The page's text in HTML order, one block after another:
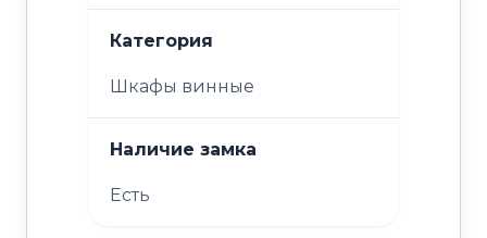
Категория
Шкафы винные
Наличие замка
Есть